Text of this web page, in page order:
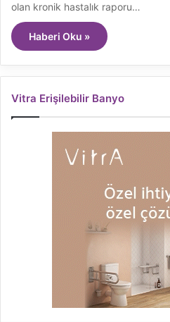
olan kronik hastalık raporu…
Haberi Oku »
Vitra Erişilebilir Banyo